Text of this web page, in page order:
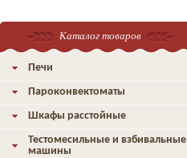
Каталог товаров
Печи
Пароконвектоматы
Шкафы расстойные
Тестомесильные и взбивальные
машины